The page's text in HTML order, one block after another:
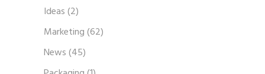
Ideas(2)
Marketing(62)
News(45)